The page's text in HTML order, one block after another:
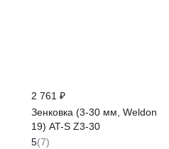
2 761 ₽
Зенковка (3-30 мм, Weldon
19) AT-S Z3-30
5(7)